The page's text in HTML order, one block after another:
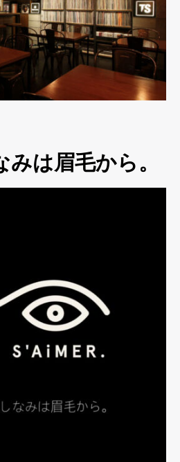
は眉毛から。